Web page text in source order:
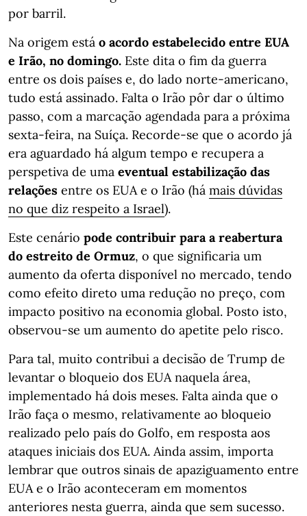
por barril.
Na origem está o acordo estabelecido entre EUA
e Irão, no domingo. Este dita o fim da guerra
entre os dois países e, do lado norte-americano,
tudo está assinado. Falta o Irão pôr dar o último
passo, com a marcação agendada para a próxima
sexta-feira, na Suíça. Recorde-se que o acordo já
era aguardado há algum tempo e recupera a
perspetiva de uma eventual estabilização das
relações entre os EUA e o Irão (há mais dúvidas
no que diz respeito a Israel).
Este cenário pode contribuir para a reabertura
do estreito de Ormuz, o que significaria um
aumento da oferta disponível no mercado, tendo
como efeito direto uma redução no preço, com
impacto positivo na economia global. Posto isto,
observou-se um aumento do apetite pelo risco.
Para tal, muito contribui a decisão de Trump de
levantar o bloqueio dos EUA naquela área,
implementado há dois meses. Falta ainda que o
Irão faça o mesmo, relativamente ao bloqueio
realizado pelo país do Golfo, em resposta aos
ataques iniciais dos EUA. Ainda assim, importa
lembrar que outros sinais de apaziguamento entre
EUA e o Irão aconteceram em momentos
anteriores nesta guerra, ainda que sem sucesso.